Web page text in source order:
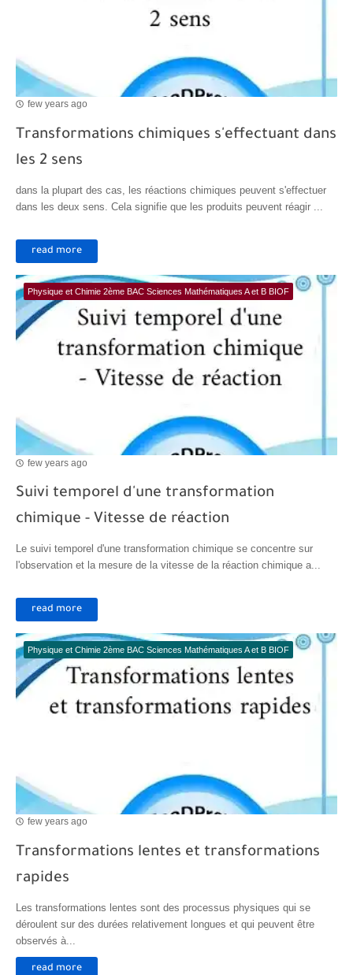
few years ago
Transformations chimiques s'effectuant dans
les 2 sens
dans la plupart des cas, les réactions chimiques peuvent s'effectuer
dans les deux sens. Cela signifie que les produits peuvent réagir ...
read more
Physique et Chimie 2ème BAC Sciences Mathématiques A et B BIOF
few years ago
Suivi temporel d'une transformation
chimique - Vitesse de réaction
Le suivi temporel d'une transformation chimique se concentre sur
l'observation et la mesure de la vitesse de la réaction chimique a...
read more
Physique et Chimie 2ème BAC Sciences Mathématiques A et B BIOF
few years ago
Transformations lentes et transformations
rapides
Les transformations lentes sont des processus physiques qui se
déroulent sur des durées relativement longues et qui peuvent être
observés à...
read more